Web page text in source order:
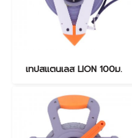
เทปสแตนเลส LION 100ม.